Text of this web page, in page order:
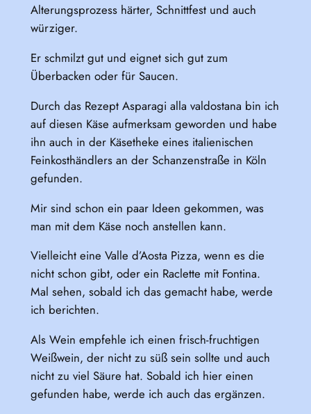
Alterungsprozess härter, Schnittfest und auch
würziger.
Er schmilzt gut und eignet sich gut zum
Überbacken oder für Saucen.
Durch das Rezept Asparagi alla valdostana bin ich
auf diesen Käse aufmerksam geworden und habe
ihn auch in der Käsetheke eines italienischen
Feinkosthändlers an der Schanzenstraße in Köln
gefunden.
Mir sind schon ein paar Ideen gekommen, was
man mit dem Käse noch anstellen kann.
Vielleicht eine Valle d’Aosta Pizza, wenn es die
nicht schon gibt, oder ein Raclette mit Fontina.
Mal sehen, sobald ich das gemacht habe, werde
ich berichten.
Als Wein empfehle ich einen frisch-fruchtigen
Weißwein, der nicht zu süß sein sollte und auch
nicht zu viel Säure hat. Sobald ich hier einen
gefunden habe, werde ich auch das ergänzen.